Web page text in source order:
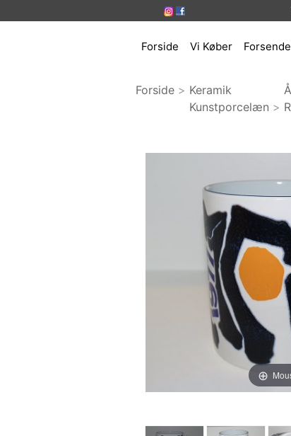
Forside Vi Køber
Forside > Keramik
Kunstporcelæn >